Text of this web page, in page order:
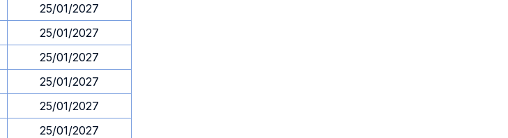
25/01/2027
25/01/2027
25/01/2027
25/01/2027
25/01/2027
25/01/2027